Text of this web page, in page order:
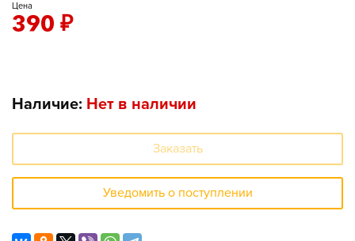
Цена
390 ₽
Наличие: Нет в наличии
Заказать
Уведомить о поступлении